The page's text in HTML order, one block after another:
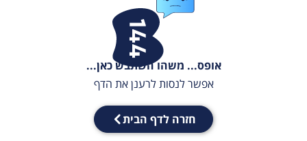
אופס... משהו השתבש כאן...
אפשר לנסות לרענן את הדף
חזרה לדף הבית